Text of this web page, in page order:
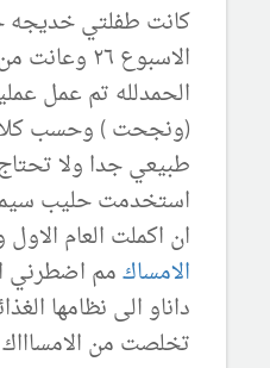
كانت طفلتي
الاسبوع ٢٦
الحمدلله تم عمل
(ونجحت ) وحسب كلام
طبيعي جدا ولا
استخدمت حليب
ان اكملت العام
الامساكمم اضطرني
داناو الى نظامها
تخلصت من